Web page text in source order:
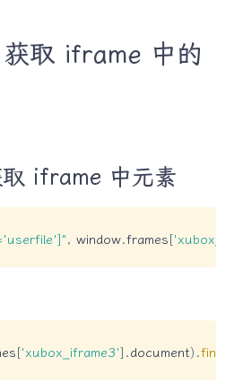
取 iframe 中的
iframe 中元素
, window.frames[
['xubox_iframe3'] .document) .find